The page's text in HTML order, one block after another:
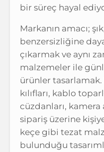
bir süreç hayal
Markanın amacı;
benzersizliğine
çıkarmak ve aynı
malzemeler ile
ürünler
kılıfları, kablo
cüzdanları, kamera
sipariş üzerine
keçe gibi tezat
bulunduğu